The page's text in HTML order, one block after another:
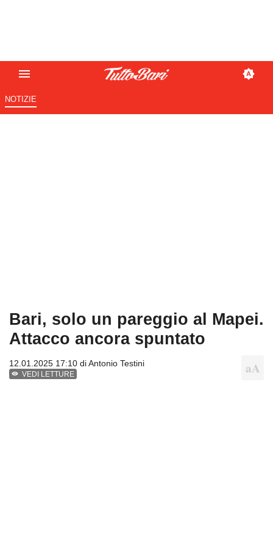
NOTIZIE
Bari, solo un pareggio al Mapei.
Attacco ancora spuntato
12.01.2025 17:10 diAntonio Testini
VEDI LETTURE